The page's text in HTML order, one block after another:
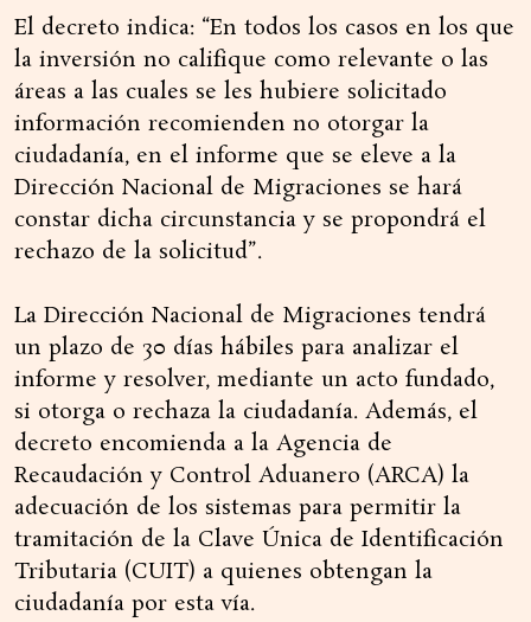
El decreto indica: “En todos los casos en los que
la inversión no califique como relevante o las
áreas a las cuales se les hubiere solicitado
información recomienden no otorgar la
ciudadanía, en el informe que se eleve a la
Dirección Nacional de Migraciones se hará
constar dicha circunstancia y se propondrá el
rechazo de la solicitud”.
La Dirección Nacional de Migraciones tendrá
un plazo de 30 días hábiles para analizar el
informe y resolver, mediante un acto fundado,
si otorga o rechaza la ciudadanía. Además, el
decreto encomienda a la Agencia de
Recaudación y Control Aduanero (ARCA) la
adecuación de los sistemas para permitir la
tramitación de la Clave Única de Identificación
Tributaria (CUIT) a quienes obtengan la
ciudadanía por esta vía.